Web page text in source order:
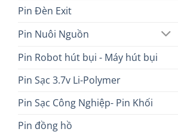
Pin Đèn Exit
Pin Nuôi Nguồn
Pin Robot hút bụi - Máy hút bụi
Pin Sạc 3.7v Li-Polymer
Pin Sạc Công Nghiệp- Pin Khối
Pin đồng hồ